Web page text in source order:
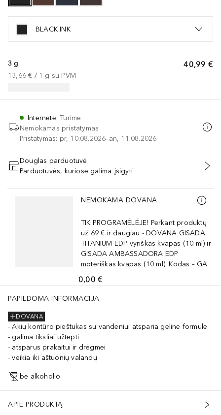
BLACK INK
40,99 €
3 g
13,66 € / 1 g su PVM
Internete:Turime
Nemokamas pristatymas
Pristatymas: pr, 10.08.2026–an, 11.08.2026
PRIDĖTI Į KREPŠELĮ
Douglas parduotuvė
Parduotuvės, kuriose galima įsigyti
Praleisti slankiklį
NEMOKAMA DOVANA
TIK PROGRAMĖLĖJE! Perkant produktų
už 69 € ir daugiau - DOVANA GISADA
TITANIUM EDP vyriškas kvapas (10 ml) ir
GISADA AMBASSADORA EDP
moteriškas kvapas (10 ml). Kodas – GA
0,00 €
PAPILDOMA INFORMACIJA
DOVANA
Akių kontūro pieštukas su vandeniui atsparia geline formule
galima tiksliai užtepti
atsparus prakaitui ir drėgmei
veikia iki aštuonių valandų
be alkoholio
APIE PRODUKTĄ